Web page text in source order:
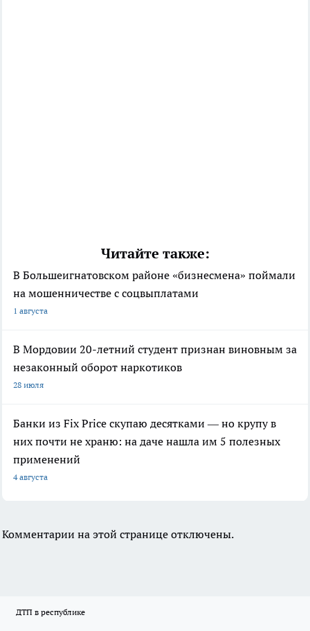
Читайте также:
В Большеигнатовском районе «бизнесмена» поймали
на мошенничестве с соцвыплатами
1 августа
В Мордовии 20-летний студент признан виновным за
незаконный оборот наркотиков
28 июля
Банки из Fix Price скупаю десятками — но крупу в
них почти не храню: на даче нашла им 5 полезных
применений
4 августа
Комментарии на этой странице отключены.
ДТП в республике